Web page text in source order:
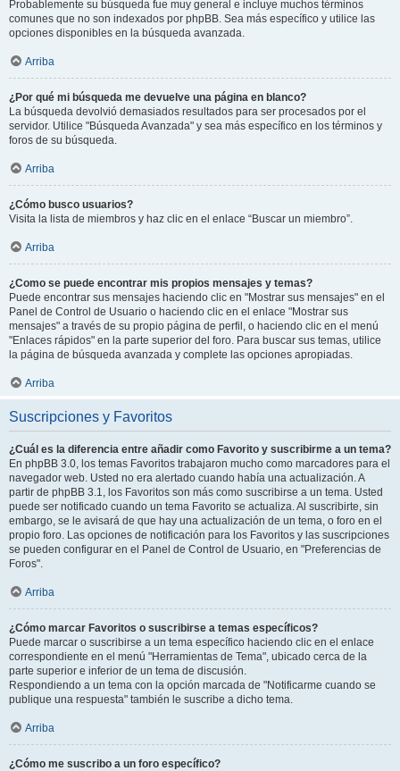
Probablemente su búsqueda fue muy general e incluye muchos términos
comunes que no son indexados por phpBB. Sea más específico y utilice las
opciones disponibles en la búsqueda avanzada.
Arriba
¿Por qué mi búsqueda me devuelve una página en blanco?
La búsqueda devolvió demasiados resultados para ser procesados por el
servidor. Utilice "Búsqueda Avanzada" y sea más específico en los términos y
foros de su búsqueda.
Arriba
¿Cómo busco usuarios?
Visita la lista de miembros y haz clic en el enlace “Buscar un miembro”.
Arriba
¿Como se puede encontrar mis propios mensajes y temas?
Puede encontrar sus mensajes haciendo clic en "Mostrar sus mensajes" en el
Panel de Control de Usuario o haciendo clic en el enlace "Mostrar sus
mensajes" a través de su propio página de perfil, o haciendo clic en el menú
"Enlaces rápidos" en la parte superior del foro. Para buscar sus temas, utilice
la página de búsqueda avanzada y complete las opciones apropiadas.
Arriba
Suscripciones y Favoritos
¿Cuál es la diferencia entre añadir como Favorito y suscribirme a un tema?
En phpBB 3.0, los temas Favoritos trabajaron mucho como marcadores para el
navegador web. Usted no era alertado cuando había una actualización. A
partir de phpBB 3.1, los Favoritos son más como suscribirse a un tema. Usted
puede ser notificado cuando un tema Favorito se actualiza. Al suscribirte, sin
embargo, se le avisará de que hay una actualización de un tema, o foro en el
propio foro. Las opciones de notificación para los Favoritos y las suscripciones
se pueden configurar en el Panel de Control de Usuario, en "Preferencias de
Foros".
Arriba
¿Cómo marcar Favoritos o suscribirse a temas específicos?
Puede marcar o suscribirse a un tema específico haciendo clic en el enlace
correspondiente en el menú "Herramientas de Tema", ubicado cerca de la
parte superior e inferior de un tema de discusión.
Respondiendo a un tema con la opción marcada de "Notificarme cuando se
publique una respuesta" también le suscribe a dicho tema.
Arriba
¿Cómo me suscribo a un foro específico?